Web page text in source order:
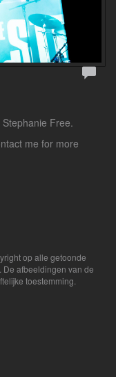
Free.
me for more
op alle getoonde
De afbeeldingen van de
toestemming.